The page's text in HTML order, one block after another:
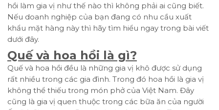
hồi làm gia vị như thế nào thì không phải ai cũng biết.
Nếu doanh nghiệp của bạn đang có nhu cầu xuất
khẩu mặt hàng này thì hãy tìm hiểu ngay trong bài viết
dưới đây.
Quế và hoa hồi là gì?
Quế và hoa hồi đều là những gia vị khô được sử dụng
rất nhiều trong các gia đình. Trong đó hoa hồi là gia vị
không thể thiếu trong món phở của Việt Nam. Đây
cũng là gia vị quen thuộc trong các bữa ăn của người